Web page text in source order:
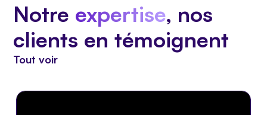
Notre expertise, nos
clients en témoignent
Tout voir